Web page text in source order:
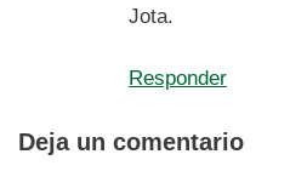
Jota.
Responder
Deja un comentario